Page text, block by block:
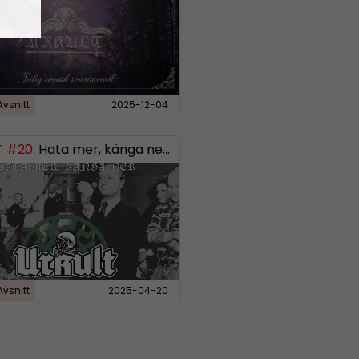
2025-12-04
#20: Hata mer, känga ner – Svensk “vit makt”-musik
2025-04-20